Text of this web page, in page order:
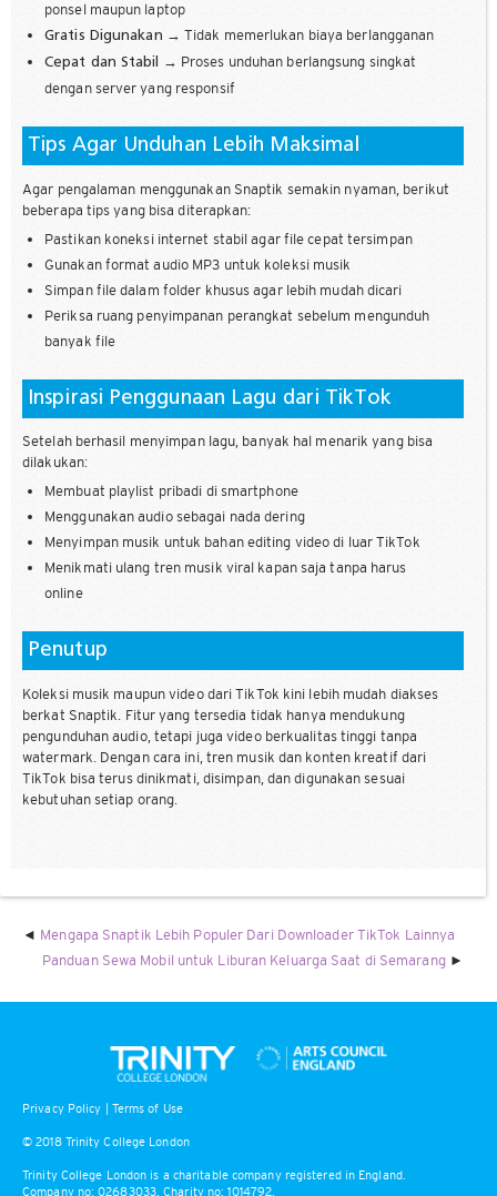
ponsel maupun laptop
Gratis Digunakan → Tidak memerlukan biaya berlangganan
Cepat dan Stabil
→ Proses unduhan berlangsung singkat
dengan server yang responsif
Tips Agar Unduhan Lebih Maksimal
Agar pengalaman menggunakan Snaptik semakin nyaman, berikut
beberapa tips yang bisa diterapkan:
Pastikan koneksi internet stabil agar file cepat tersimpan
Gunakan format audio MP3 untuk koleksi musik
Simpan file dalam folder khusus agar lebih mudah dicari
Periksa ruang penyimpanan perangkat sebelum mengunduh
banyak file
Inspirasi Penggunaan Lagu dari TikTok
Setelah berhasil menyimpan lagu, banyak hal menarik yang bisa
dilakukan:
Membuat playlist pribadi di smartphone
Menggunakan audio sebagai nada dering
Menyimpan musik untuk bahan editing video di luar TikTok
Menikmati ulang tren musik viral kapan saja tanpa harus
online
Penutup
Koleksi musik maupun video dari TikTok kini lebih mudah diakses
berkat Snaptik. Fitur yang tersedia tidak hanya mendukung
pengunduhan audio, tetapi juga video berkualitas tinggi tanpa
watermark. Dengan cara ini, tren musik dan konten kreatif dari
TikTok bisa terus dinikmati, disimpan, dan digunakan sesuai
kebutuhan setiap orang.
Mengapa Snaptik Lebih Populer Dari Downloader TikTok Lainnya
Panduan Sewa Mobil untuk Liburan Keluarga Saat di Semarang
Privacy Policy Terms of Use
© 2018 Trinity College London
Trinity College London is a charitable company registered in England.
Company no: 02683033. Charity no: 1014792.